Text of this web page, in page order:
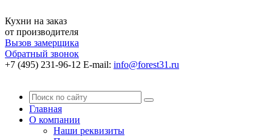
Кухни на заказ
от производителя
Вызов замерщика
Обратный звонок
+7 (495) 231-96-12 E-mail: info@forest31.ru
Главная
О компании
Наши реквизиты